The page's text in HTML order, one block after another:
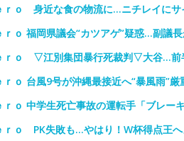
ｏ 身近な食の物流に…ニチレイにサ
ｏ 福岡県議会“カツアゲ”疑惑…副議
ｒｏ ▽江別集団暴行死裁判▽大谷…前
ｏ 台風9号が沖縄最接近へ“暴風雨”厳
ｏ 中学生死亡事故の運転手「ブレー
ｏ PK失敗も…やはり！W杯得点王へ